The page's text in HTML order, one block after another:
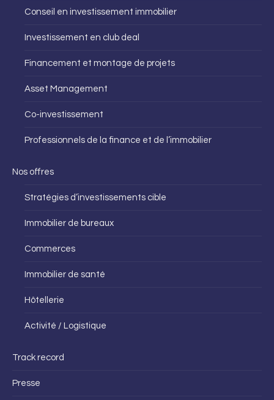
Conseil en investissement immobilier
Investissement en club deal
Financement et montage de projets
Asset Management
Co-investissement
Professionnels de la finance et de l’immobilier
Nos offres
Stratégies d’investissements cible
Immobilier de bureaux
Commerces
Immobilier de santé
Hôtellerie
Activité / Logistique
Track record
Presse